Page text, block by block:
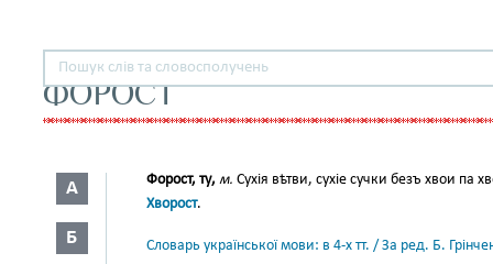
ФОРОСТ
А
Б
Форост, ту, м. Сухія вѣтви, сухіе сучки безъ хвои
Хворост.
Словарь української мови: в 4-х тт. / За ред. Б.